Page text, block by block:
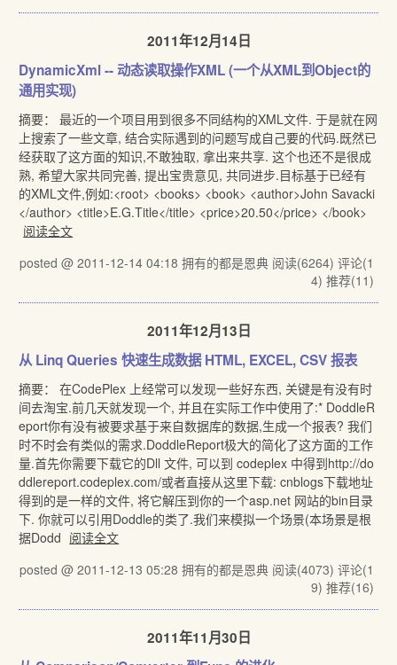
2011年12月14日
DynamicXml -- 动态读取操作XML (一个从XML到Object的
通用实现)
摘要： 最近的一个项目用到很多不同结构的XML文件. 于是就在网
上搜索了一些文章, 结合实际遇到的问题写成自己要的代码.既然已
经获取了这方面的知识,不敢独取, 拿出来共享. 这个也还不是很成
熟, 希望大家共同完善, 提出宝贵意见, 共同进步.目标基于已经有
的XML文件,例如:<root> <books> <book> <author>John Savacki
</author> <title>E.G.Title</title> <price>20.50</price> </book>
阅读全文
posted @ 2011-12-14 04:18 拥有的都是恩典 阅读(6264) 评论(1
4) 推荐(11)
2011年12月13日
从 Linq Queries 快速生成数据 HTML, EXCEL, CSV 报表
摘要： 在CodePlex 上经常可以发现一些好东西, 关键是有没有时
间去淘宝.前几天就发现一个, 并且在实际工作中使用了:* DoddleR
eport你有没有被要求基于来自数据库的数据,生成一个报表? 我们
时不时会有类似的需求.DoddleReport极大的简化了这方面的工作
量.首先你需要下载它的Dll 文件, 可以到 codeplex 中得到http://do
ddlereport.codeplex.com/或者直接从这里下载: cnblogs下载地址
得到的是一样的文件, 将它解压到你的一个asp.net 网站的bin目录
下. 你就可以引用Doddle的类了.我们来模拟一个场景(本场景是根
据Dodd 阅读全文
posted @ 2011-12-13 05:28 拥有的都是恩典 阅读(4073) 评论(1
9) 推荐(16)
2011年11月30日